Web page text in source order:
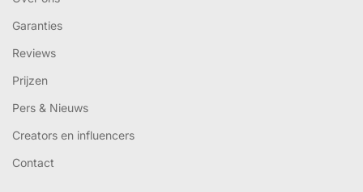
Garanties
Reviews
Prijzen
Pers & Nieuws
Creators en influencers
Contact